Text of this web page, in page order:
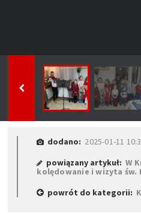
dodano: 2025-01-11
powiązany artykuł:W
kolędowanie i wizyta św.
powrót do kategorii: